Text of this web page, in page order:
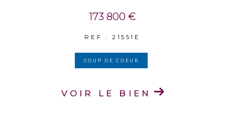
173 800 €
REF : 21551E
COUP DE COEUR
VOIR LE BIEN